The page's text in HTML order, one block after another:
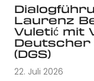
Laurenz
Vuletić mit
Deutscher
(DGS)
22. Juli 2026